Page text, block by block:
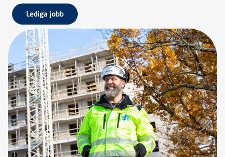
Lediga jobb